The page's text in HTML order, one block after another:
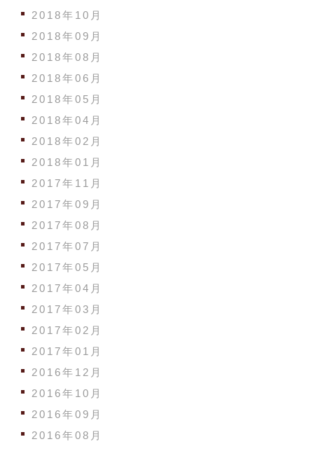
2018年10月
2018年09月
2018年08月
2018年06月
2018年05月
2018年04月
2018年02月
2018年01月
2017年11月
2017年09月
2017年08月
2017年07月
2017年05月
2017年04月
2017年03月
2017年02月
2017年01月
2016年12月
2016年10月
2016年09月
2016年08月